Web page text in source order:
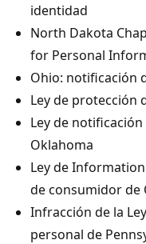
identidad
North Dakota
for Personal
Ohio: notificación
Ley de protección
Ley de
Oklahoma
Ley de
de consumidor de
Infracción de la
personal de